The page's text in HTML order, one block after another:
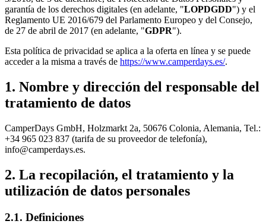
garantía de los derechos digitales (en adelante, "LOPDGDD") y el
Reglamento UE 2016/679 del Parlamento Europeo y del Consejo,
de 27 de abril de 2017 (en adelante, "GDPR").
Esta política de privacidad se aplica a la oferta en línea y se puede
acceder a la misma a través de https://www.camperdays.es/.
1. Nombre y dirección del responsable del
tratamiento de datos
CamperDays GmbH, Holzmarkt 2a, 50676 Colonia, Alemania, Tel.:
+34 965 023 837 (tarifa de su proveedor de telefonía),
info@camperdays.es.
2. La recopilación, el tratamiento y la
utilización de datos personales
2.1. Definiciones